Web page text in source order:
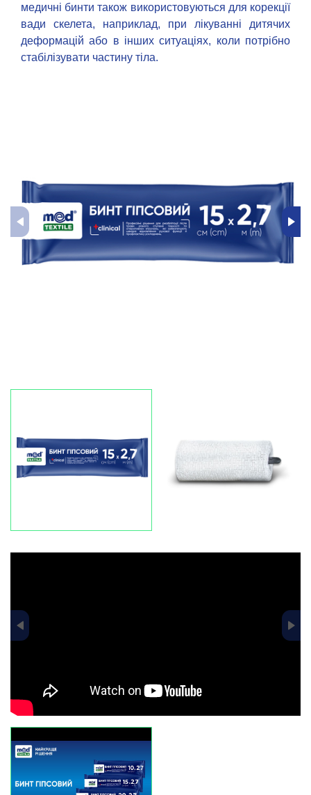
медичні бинти також використовуються для корекції
вади скелета, наприклад, при лікуванні дитячих
деформацій або в інших ситуаціях, коли потрібно
стабілізувати частину тіла.